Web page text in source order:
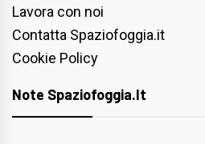
Lavora con noi
Contatta Spaziofoggia.it
Cookie Policy
Note Spaziofoggia.it